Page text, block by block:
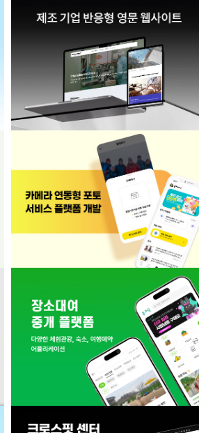
10.00
Unity를 활용한 인터랙티브 애니메이션
북 웹 콘텐츠
제조 기업 반응형 영문 웹사이트
카메라 연동형 포토 서비스 플랫폼